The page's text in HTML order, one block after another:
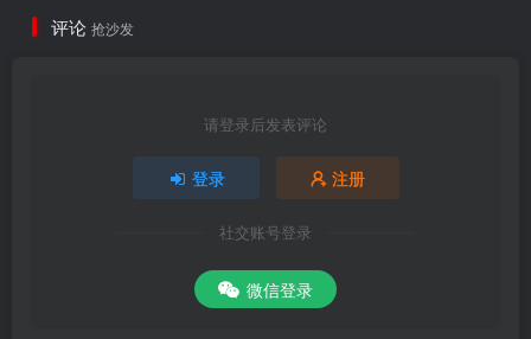
评论 抢沙发
请登录后发表评论
登录 注册
社交账号登录
微信登录